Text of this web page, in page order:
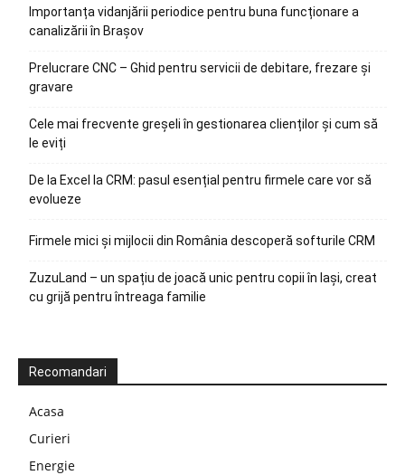
Importanța vidanjării periodice pentru buna funcționare a
canalizării în Brașov
Prelucrare CNC – Ghid pentru servicii de debitare, frezare și
gravare
Cele mai frecvente greșeli în gestionarea clienților și cum să
le eviți
De la Excel la CRM: pasul esențial pentru firmele care vor să
evolueze
Firmele mici și mijlocii din România descoperă softurile CRM
ZuzuLand – un spațiu de joacă unic pentru copii în Iași, creat
cu grijă pentru întreaga familie
Recomandari
Acasa
Curieri
Energie